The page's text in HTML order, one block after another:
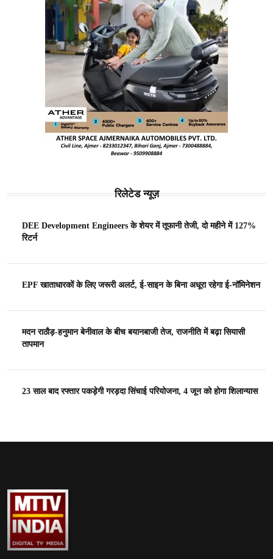
रिलेटेड न्यूज़
DEE Development Engineers के शेयर में तूफानी तेजी, दो महीने में 127%
रिटर्न
EPF खाताधारकों के लिए जरूरी अलर्ट, ई-साइन के बिना अधूरा रहेगा ई-नॉमिनेशन
मदन राठौड़-हनुमान बेनीवाल के बीच बयानबाजी तेज, राजनीति में बढ़ा सियासी
तापमान
23 साल बाद रफ्तार पकड़ेगी गरड़दा सिंचाई परियोजना, 4 जून को होगा शिलान्यास